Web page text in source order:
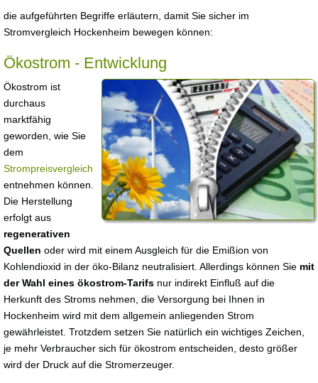
die aufgeführten Begriffe erläutern, damit Sie sicher im
Stromvergleich Hockenheim bewegen können:
Ökostrom - Entwicklung
Ökostrom ist
durchaus
marktfähig
geworden, wie Sie
dem
Strompreisvergleich
entnehmen können.
Die Herstellung
erfolgt aus
regenerativen
Quellen oder wird mit einem Ausgleich für die Emißion von
Kohlendioxid in der öko-Bilanz neutralisiert. Allerdings können Sie mit
der Wahl eines ökostrom-Tarifs nur indirekt Einfluß auf die
Herkunft des Stroms nehmen, die Versorgung bei Ihnen in
Hockenheim wird mit dem allgemein anliegenden Strom
gewährleistet. Trotzdem setzen Sie natürlich ein wichtiges Zeichen,
je mehr Verbraucher sich für ökostrom entscheiden, desto größer
wird der Druck auf die Stromerzeuger.